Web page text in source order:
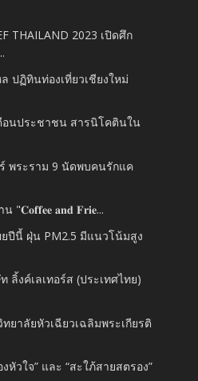
THAILAND 2023 เปิดศึก
ปฏิทินท่องเที่ยวเชียงใหม่
อนประชาชน สารนิโคตินใน
พระราม 9 นัดพบคนรักแค
"𝐂𝐨𝐟𝐟𝐞𝐞 𝐚𝐧𝐝 𝐅𝐫𝐢𝐞...
ปีนี้ ฝุ่น PM2.5 มีแนวโน้มสูง
ลิ้งค์เลเทอร์ส (ประเทศไทย)
ยาลัยหัวเฉียวเฉลิมพระเกียรติ
หัวใจ” และ “สะใภ้สายสตรอง”